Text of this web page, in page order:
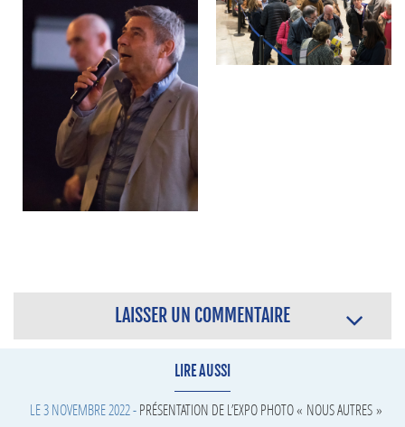
LAISSER UN COMMENTAIRE
LIRE AUSSI
LE 3 NOVEMBRE 2022 -PRÉSENTATION DE L’EXPO PHOTO « NOUS AUTRES »